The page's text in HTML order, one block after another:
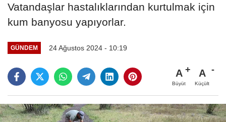
Vatandaşlar hastalıklarından kurtulmak için
kum banyosu yapıyorlar.
GÜNDEM 24 Ağustos 2024 - 10:19
A
Büyüt
A
Küçült